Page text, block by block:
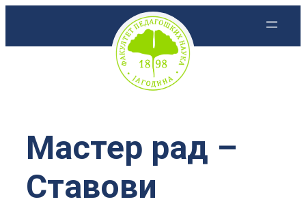
Мастер рад –
Ставови